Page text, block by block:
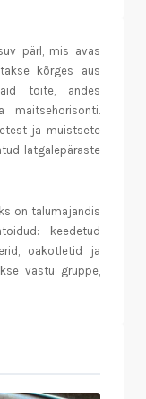
pärl, mis avas
kõrges aus
toite, andes
maitsehorisonti.
ja muistsete
latgalepäraste
on talumajandis
keedetud
oakotletid ja
vastu gruppe,